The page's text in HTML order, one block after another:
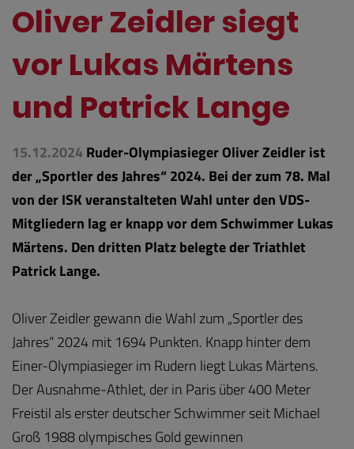
Oliver Zeidler siegt
vor Lukas Märtens
und Patrick Lange
15.12.2024 Ruder-Olympiasieger Oliver Zeidler ist
der „Sportler des Jahres“ 2024. Bei der zum 78. Mal
von der ISK veranstalteten Wahl unter den VDS-
Mitgliedern lag er knapp vor dem Schwimmer Lukas
Märtens. Den dritten Platz belegte der Triathlet
Patrick Lange.
Oliver Zeidler gewann die Wahl zum „Sportler des
Jahres“ 2024 mit 1694 Punkten. Knapp hinter dem
Einer-Olympiasieger im Rudern liegt Lukas Märtens.
Der Ausnahme-Athlet, der in Paris über 400 Meter
Freistil als erster deutscher Schwimmer seit Michael
Groß 1988 olympisches Gold gewinnen